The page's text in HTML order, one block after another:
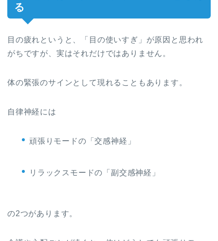
る
目の疲れというと、「目の使いすぎ」が原因と思われ
がちですが、実はそれだけではありません。
体の緊張のサインとして現れることもあります。
自律神経には
頑張りモードの「交感神経」
リラックスモードの「副交感神経」
の2つがあります。